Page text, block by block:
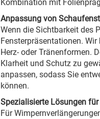
Kombination mit
Anpassung von
Wenn die Sichtbarkeit des
Fensterpräsentationen.
Herz- oder Tränenformen.
Klarheit und Schutz zu
anpassen, sodass Sie
können.
Spezialisierte Lösungen
Für